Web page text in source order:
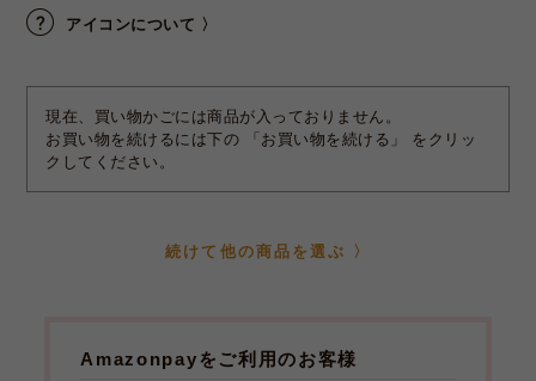
アイコンについて 〉
現在、買い物かごには商品が入っておりません。
お買い物を続けるには下の 「お買い物を続ける」 をクリッ
クしてください。
Amazonpayをご利用のお客様